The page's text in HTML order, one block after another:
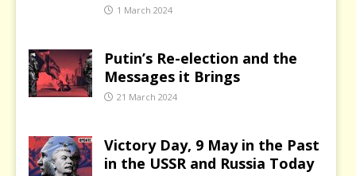
1 March 2024
Putin’s Re-election and the
Messages it Brings
21 March 2024
Victory Day, 9 May in the Past
in the USSR and Russia Today